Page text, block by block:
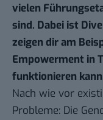
vielen
sind. Dabei ist
zeigen dir am
Empowerment in
funktionieren
Nach wie vor
Probleme: Die